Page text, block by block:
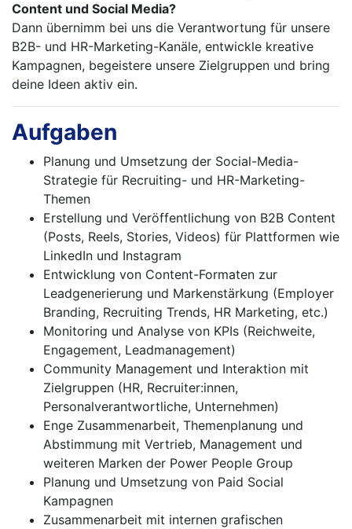
Content und Social Media?
Dann übernimm bei uns die Verantwortung für unsere
B2B- und HR-Marketing-Kanäle, entwickle kreative
Kampagnen, begeistere unsere Zielgruppen und bring
deine Ideen aktiv ein.
Aufgaben
Planung und Umsetzung der Social-Media-
Strategie für Recruiting- und HR-Marketing-
Themen
Erstellung und Veröffentlichung von B2B Content
(Posts, Reels, Stories, Videos) für Plattformen wie
LinkedIn und Instagram
Entwicklung von Content-Formaten zur
Leadgenerierung und Markenstärkung (Employer
Branding, Recruiting Trends, HR Marketing, etc.)
Monitoring und Analyse von KPIs (Reichweite,
Engagement, Leadmanagement)
Community Management und Interaktion mit
Zielgruppen (HR, Recruiter:innen,
Personalverantwortliche, Unternehmen)
Enge Zusammenarbeit, Themenplanung und
Abstimmung mit Vertrieb, Management und
weiteren Marken der Power People Group
Planung und Umsetzung von Paid Social
Kampagnen
Zusammenarbeit mit internen grafischen